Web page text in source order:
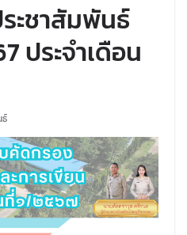
ะชาสัมพันธ์
ประจำเดือน